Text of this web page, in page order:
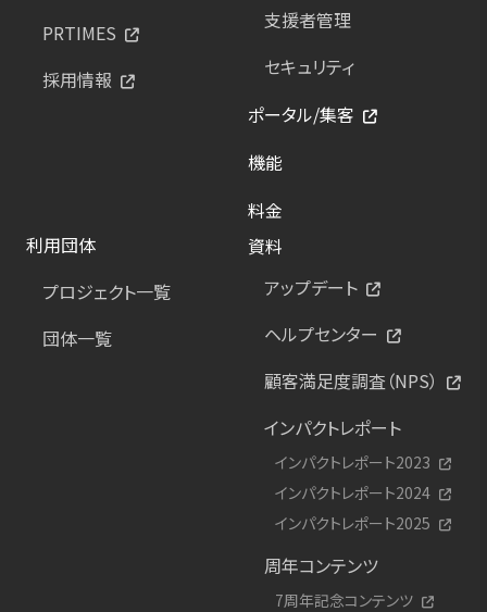
PRTIMES
採用情報
支援者管理
セキュリティ
ポータル/集客
機能
料金
利用団体
プロジェクト一覧
団体一覧
資料
アップデート
ヘルプセンター
顧客満足度調査（NPS）
インパクトレポート
インパクトレポート2023
インパクトレポート2024
インパクトレポート2025
周年コンテンツ
7周年記念コンテンツ